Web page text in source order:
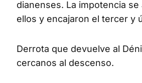
dianenses. La impotencia
ellos y encajaron el tercer y
Derrota que devuelve al
cercanos al descenso.